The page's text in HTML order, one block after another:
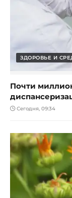
ЗДОРОВЬЕ И
Почти
Сегодня, 09:34